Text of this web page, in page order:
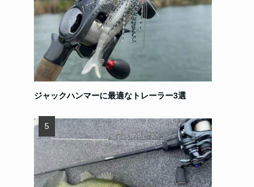
ジャックハンマーに最適なトレーラー3選